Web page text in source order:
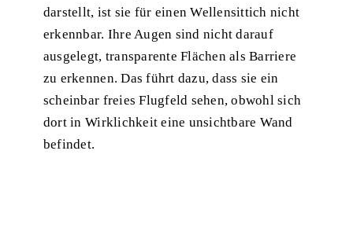
darstellt, ist sie für einen Wellensittich nicht
erkennbar. Ihre Augen sind nicht darauf
ausgelegt, transparente Flächen als Barriere
zu erkennen. Das führt dazu, dass sie ein
scheinbar freies Flugfeld sehen, obwohl sich
dort in Wirklichkeit eine unsichtbare Wand
befindet.